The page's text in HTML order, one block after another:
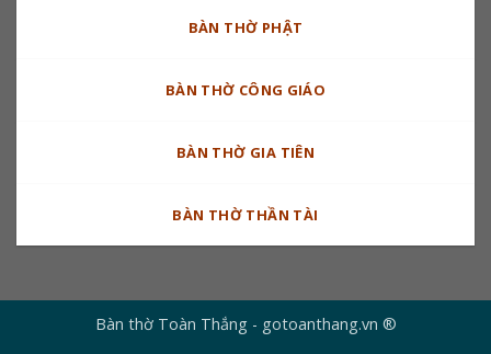
BÀN THỜ PHẬT
BÀN THỜ CÔNG GIÁO
BÀN THỜ GIA TIÊN
BÀN THỜ THẦN TÀI
Bàn thờ Toàn Thắng - gotoanthang.vn ®